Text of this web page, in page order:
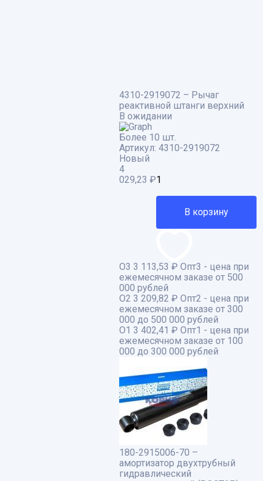
4310-2919072 – Рычаг
реактивной штанги верхний
В ожидании
Более 10 шт.
Артикул: 4310-2919072
Новый
4
029,23 ₽
В корзину
О3 3 113,53 ₽ Опт3 - цена при
ежемесячном заказе от 500
000 рублей
О2 3 209,82 ₽ Опт2 - цена при
ежемесячном заказе от 300
000 до 500 000 рублей
О1 3 402,41 ₽ Опт1 - цена при
ежемесячном заказе от 100
000 до 300 000 рублей
180-2915006-70 –
амортизатор двухтрубный
гидравлический